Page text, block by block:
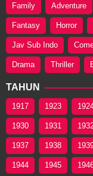
Family Adventure
Fantasy Horror
Jav Sub Indo
Drama Thriller
TAHUN
1917 1923
1930 1931
1937 1938
1944 1945